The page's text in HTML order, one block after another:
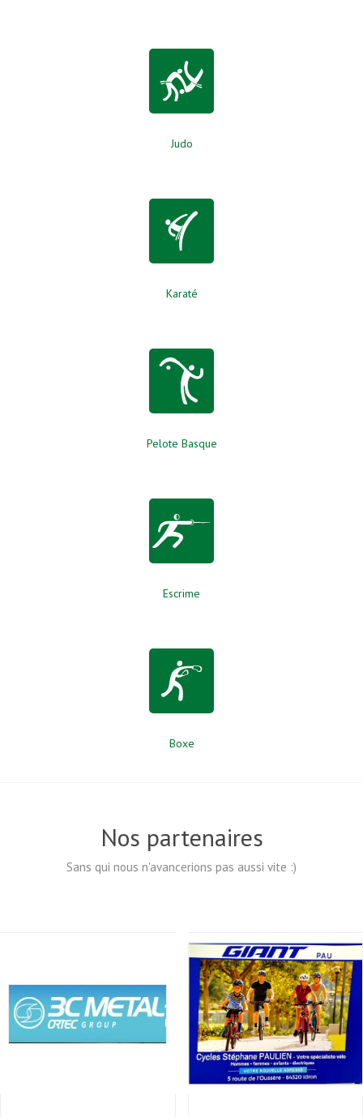
Judo
Karaté
Pelote Basque
Escrime
Boxe
Nos partenaires
Sans qui nous n'avancerions pas aussi vite :)